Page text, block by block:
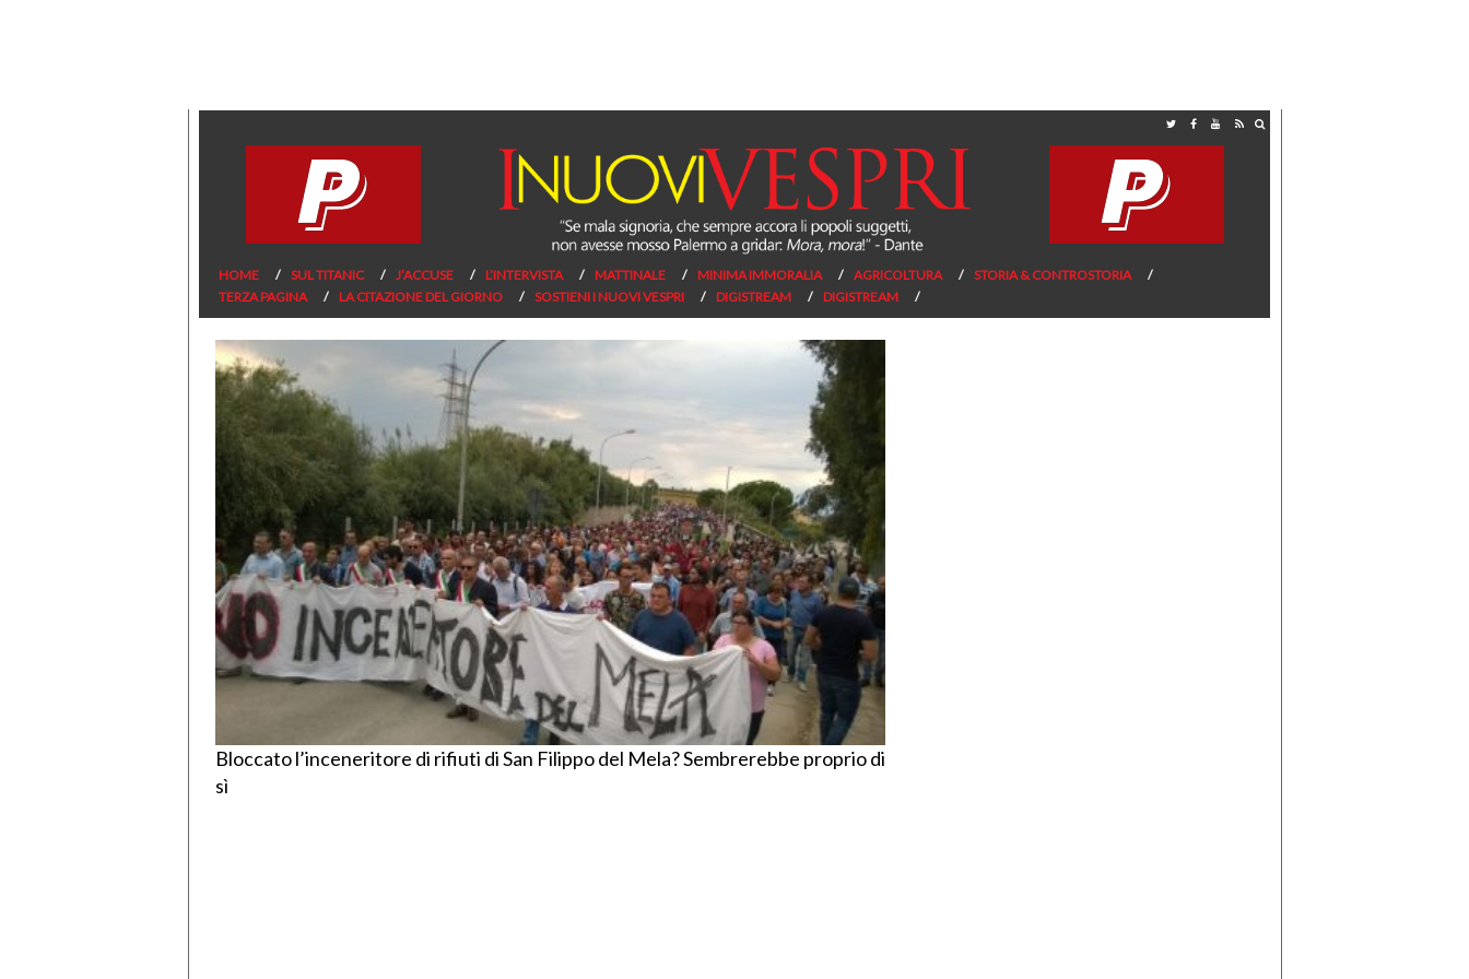
HOME SUL TITANIC J’ACCUSE L’INTERVISTA MATTINALE MINIMA IMMORALIA AGRICOLTURA
STORIA & CONTROSTORIA
TERZA PAGINA
LA CITAZIONE DEL GIORNO SOSTIENI I NUOVI VESPRI DIGISTREAM DIGISTREAM
Bloccato l’inceneritore di rifiuti di San Filippo del Mela? Sembrerebbe proprio di
sì